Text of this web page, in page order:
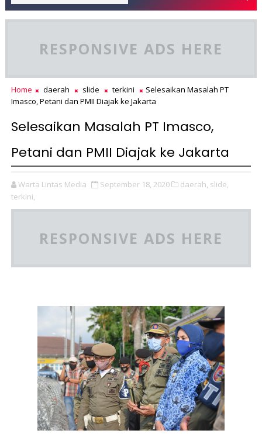
RESPONSIVE ADS HERE
Home daerah slide terkini
Selesaikan Masalah PT
Imasco, Petani dan PMII Diajak ke Jakarta
Selesaikan Masalah PT Imasco,
Petani dan PMII Diajak ke Jakarta
Warta Lintas Media September 18, 2020 daerah, slide,
terkini,
RESPONSIVE ADS HERE